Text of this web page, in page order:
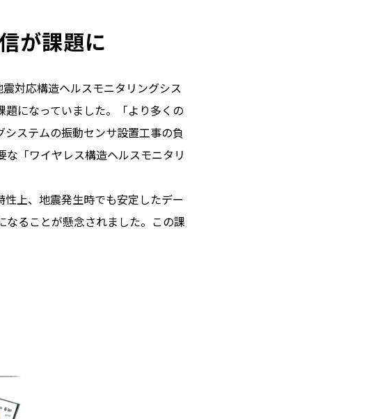
が課題に
対応構造ヘルスモニタリングシス
になっていました。「より多くの
ステムの振動センサ設置工事の負
「ワイヤレス構造ヘルスモニタリ
上、地震発生時でも安定したデー
ることが懸念されました。この課